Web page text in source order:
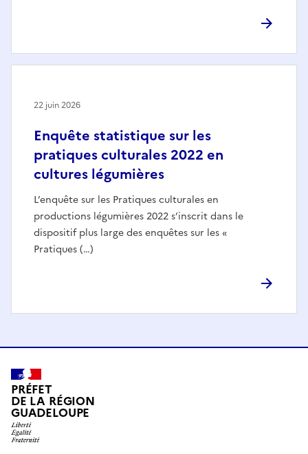
Enquête statistique sur les
pratiques culturales 2022 en
cultures légumières
L’enquête sur les Pratiques culturales en
productions légumières 2022 s’inscrit dans le
dispositif plus large des enquêtes sur les «
Pratiques (…)
22 juin 2026
PRÉFET
DE LA RÉGION
GUADELOUPE